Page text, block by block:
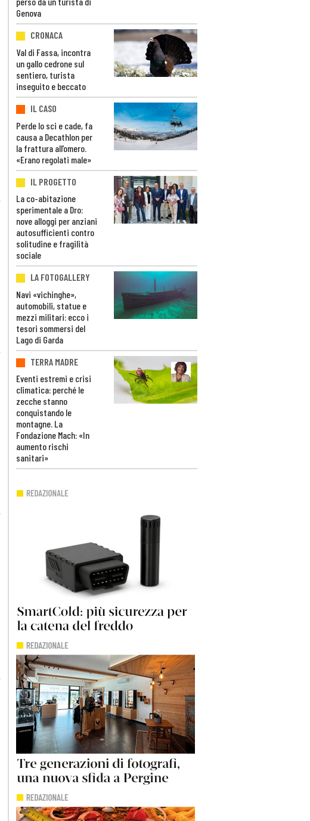
Genova
CRONACA
Val di Fassa, incontra
un gallo cedrone sul
sentiero, turista
inseguito e beccato
IL CASO
Perde lo sci e cade, fa
causa a Decathlon per
la frattura all’omero.
«Erano regolati male»
IL PROGETTO
La co-abitazione
sperimentale a Dro:
nove alloggi per anziani
autosufficienti contro
solitudine e fragilità
sociale
LA FOTOGALLERY
Navi «vichinghe»,
automobili, statue e
mezzi militari: ecco i
tesori sommersi del
Lago di Garda
TERRA MADRE
Eventi estremi e crisi
climatica: perché le
zecche stanno
conquistando le
montagne. La
Fondazione Mach: «In
aumento rischi
sanitari»